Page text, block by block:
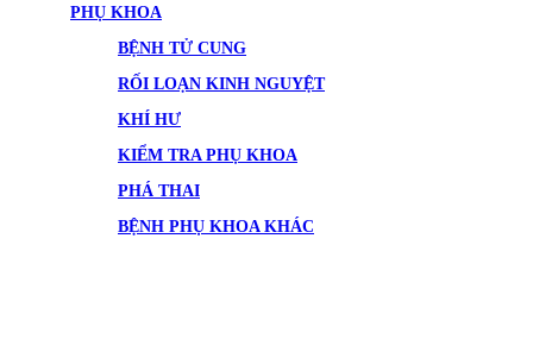
PHỤ KHOA
BỆNH TỬ CUNG
RỐI LOẠN KINH NGUYỆT
KHÍ HƯ
KIỂM TRA PHỤ KHOA
PHÁ THAI
BỆNH PHỤ KHOA KHÁC